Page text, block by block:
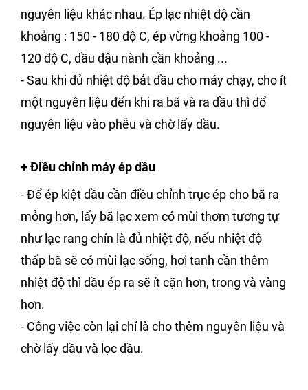
nguyên liệu khác nhau. Ép lạc nhiệt độ cần
khoảng : 150 - 180 độ C, ép vừng khoảng 100 -
120 độ C, dầu đậu nành cần khoảng ...
- Sau khi đủ nhiệt độ bắt đầu cho máy chạy, cho ít
một nguyên liệu đến khi ra bã và ra dầu thì đổ
nguyên liệu vào phễu và chờ lấy dầu.
+ Điều chỉnh máy ép dầu
- Để ép kiệt dầu cần điều chỉnh trục ép cho bã ra
mỏng hơn, lấy bã lạc xem có mùi thơm tương tự
như lạc rang chín là đủ nhiệt độ, nếu nhiệt độ
thấp bã sẽ có mùi lạc sống, hơi tanh cần thêm
nhiệt độ thì dầu ép ra sẽ ít cặn hơn, trong và vàng
hơn.
- Công việc còn lại chỉ là cho thêm nguyên liệu và
chờ lấy dầu và lọc dầu.